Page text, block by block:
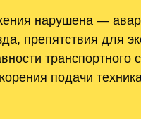
нарушена —
препятствия для
транспортного
подачи